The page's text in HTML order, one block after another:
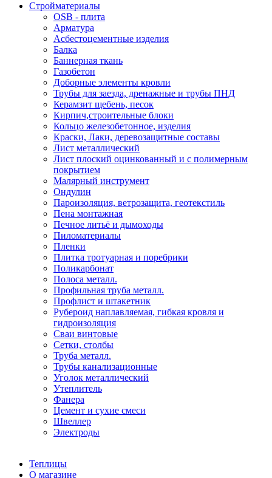
Стройматериалы
OSB - плита
Арматура
Асбестоцементные изделия
Балка
Баннерная ткань
Газобетон
Доборные элементы кровли
Трубы для заезда, дренажные и трубы ПНД
Керамзит щебень, песок
Кирпич,строительные блоки
Кольцо железобетонное, изделия
Краски, Лаки, деревозащитные составы
Лист металлический
Лист плоский оцинкованный и с полимерным
покрытием
Малярный инструмент
Ондулин
Пароизоляция, ветрозащита, геотекстиль
Пена монтажная
Печное литьё и дымоходы
Пиломатериалы
Пленки
Плитка тротуарная и поребрики
Поликарбонат
Полоса металл.
Профильная труба металл.
Профлист и штакетник
Рубероид наплавляемая, гибкая кровля и
гидроизоляция
Сваи винтовые
Сетки, столбы
Труба металл.
Трубы канализационные
Уголок металлический
Утеплитель
Фанера
Цемент и сухие смеси
Швеллер
Электроды
Теплицы
О магазине